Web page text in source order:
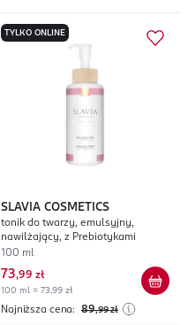
TYLKO ONLINE
SLAVIA COSMETICS
tonik do twarzy, emulsyjny,
nawilżający, z Prebiotykami
100 ml
73,99 zł
100 ml = 73,99 zł
Najniższa cena: 89,99 zł